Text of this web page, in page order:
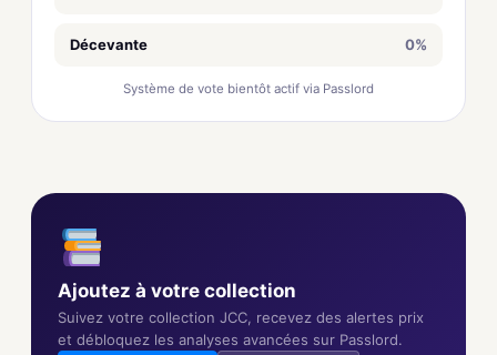
Décevante 0%
Système de vote bientôt actif via Passlord
Ajoutez à votre collection
Suivez votre collection JCC, recevez des alertes prix
et débloquez les analyses avancées sur Passlord.